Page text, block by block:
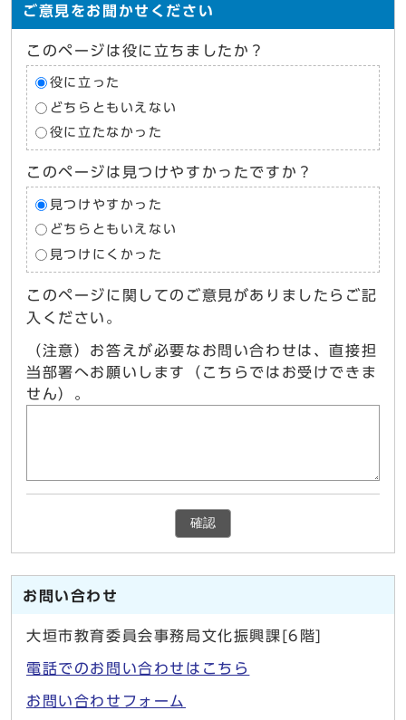
ご意見をお聞かせください
このページは役に立ちましたか？
役に立った
どちらともいえない
役に立たなかった
このページは見つけやすかったですか？
見つけやすかった
どちらともいえない
見つけにくかった
このページに関してのご意見がありましたらご記
入ください。
（注意）お答えが必要なお問い合わせは、直接担
当部署へお願いします（こちらではお受けできま
せん）。
確認
お問い合わせ
大垣市教育委員会事務局文化振興課[6階]
電話でのお問い合わせはこちら
お問い合わせフォーム